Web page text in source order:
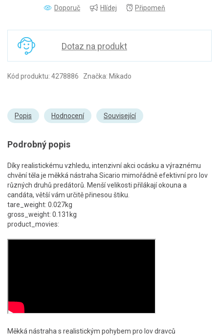
Doporuč
Hlídej Připomeň
Dotaz na produkt
Kód produktu: 4278886 Značka: Mikado
Popis Hodnocení Související
Podrobný popis
Díky realistickému vzhledu, intenzivní akci ocásku a výraznému
chvění těla je měkká nástraha Sicario mimořádně efektivní pro lov
různých druhů predátorů. Menší velikosti přilákají okouna a
candáta, větší vám určitě přinesou štiku.
tare_weight: 0.027kg
gross_weight: 0.131kg
product_movies:
Měkká nástraha s realistickým pohybem pro lov dravců